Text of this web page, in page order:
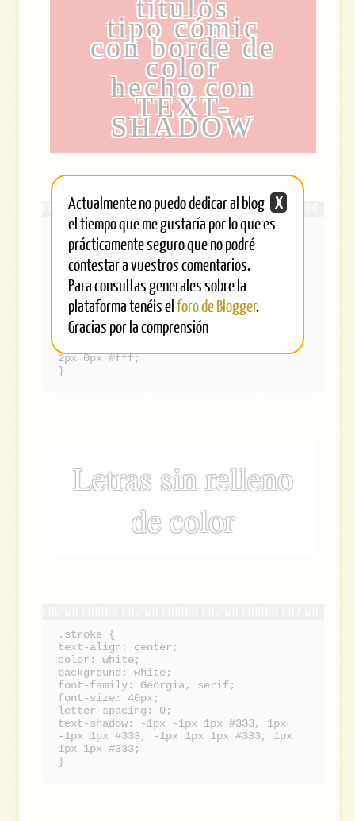
títulos
tipo cómic
con borde de
color
hecho con
TEXT-
SHADOW
.stroke {
text-align:center;
color: #000;
background: #DA251D;
font-family: impact;
font-size: 36px;
line-height: 70%;
letter-spacing: 4px;
text-shadow: -2px -2px 0px #fff, 2px
2px 0px #fff;
}
Letras sin relleno
de color
.stroke {
text-align: center;
color: white;
background: white;
font-family: Georgia, serif;
font-size: 40px;
letter-spacing: 0;
text-shadow: -1px -1px 1px #333, 1px
-1px 1px #333, -1px 1px 1px #333, 1px
1px 1px #333;
}
X
Actualmente no puedo dedicar al blog
el tiempo que me gustaría por lo que es
prácticamente seguro que no podré
contestar a vuestros comentarios.
Para consultas generales sobre la
plataforma tenéis elforo de Blogger.
Gracias por la comprensión